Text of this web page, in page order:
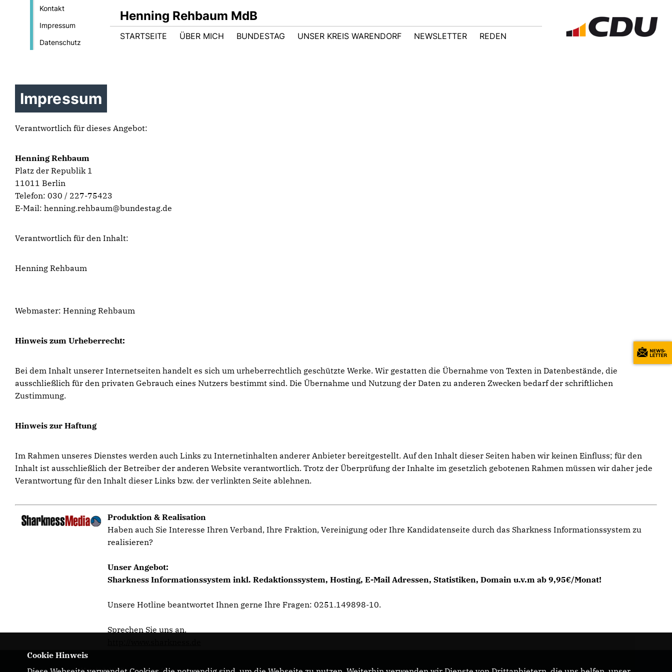
Kontakt
Impressum
Datenschutz
Henning Rehbaum MdB
STARTSEITE ÜBER MICH BUNDESTAG UNSER KREIS WARENDORF NEWSLETTER REDEN
Impressum
Verantwortlich für dieses Angebot:
Henning Rehbaum
Platz der Republik 1
11011 Berlin
Telefon: 030 / 227-75423
E-Mail: henning.rehbaum@bundestag.de
Verantwortlich für den Inhalt:
Henning Rehbaum
Webmaster: Henning Rehbaum
Hinweis zum Urheberrecht:
Bei dem Inhalt unserer Internetseiten handelt es sich um urheberrechtlich geschützte Werke. Wir gestatten die Übernahme von Texten in Datenbestände, die
ausschließlich für den privaten Gebrauch eines Nutzers bestimmt sind. Die Übernahme und Nutzung der Daten zu anderen Zwecken bedarf der schriftlichen
Zustimmung.
Hinweis zur Haftung
Im Rahmen unseres Dienstes werden auch Links zu Internetinhalten anderer Anbieter bereitgestellt. Auf den Inhalt dieser Seiten haben wir keinen Einfluss; für den
Inhalt ist ausschließlich der Betreiber der anderen Website verantwortlich. Trotz der Überprüfung der Inhalte im gesetzlich gebotenen Rahmen müssen wir daher jede
Verantwortung für den Inhalt dieser Links bzw. der verlinkten Seite ablehnen.
Produktion & Realisation
Haben auch Sie Interesse Ihren Verband, Ihre Fraktion, Vereinigung oder Ihre Kandidatenseite durch das Sharkness Informationssystem zu
realisieren?
Unser Angebot:
Sharkness Informationssystem inkl. Redaktionssystem, Hosting, E-Mail Adressen, Statistiken, Domain u.v.m ab 9,95€/Monat!
Unsere Hotline beantwortet Ihnen gerne Ihre Fragen: 0251.149898-10.
Sprechen Sie uns an.
Cookie Hinweis